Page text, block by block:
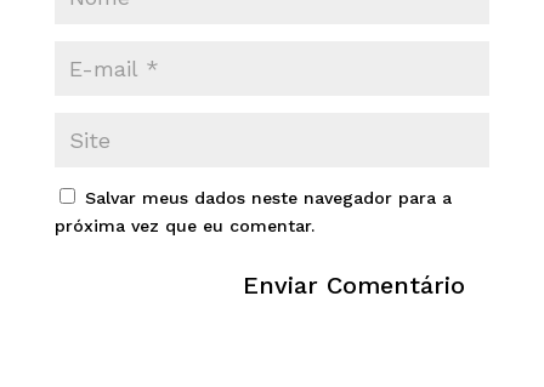
Salvar meus dados neste navegador para a
próxima vez que eu comentar.